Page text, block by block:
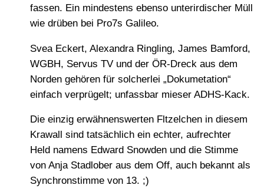
fassen. Ein mindestens ebenso unterirdischer Müll
wie drüben bei Pro7s Galileo.
Svea Eckert, Alexandra Ringling, James Bamford,
WGBH, Servus TV und der ÖR-Dreck aus dem
Norden gehören für solcherlei „Dokumetation“
einfach verprügelt; unfassbar mieser ADHS-Kack.
Die einzig erwähnenswerten Fltzelchen in diesem
Krawall sind tatsächlich ein echter, aufrechter
Held namens Edward Snowden und die Stimme
von Anja Stadlober aus dem Off, auch bekannt als
Synchronstimme von 13. ;)